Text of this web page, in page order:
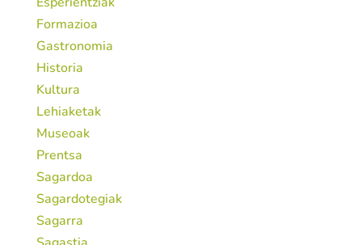
Formazioa
Gastronomia
Historia
Kultura
Lehiaketak
Museoak
Prentsa
Sagardoa
Sagardotegiak
Sagarra